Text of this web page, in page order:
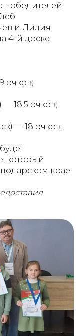
победителей
и Лилия
4-й доске.
очков;
18,5 очков;
— 18 очков.
который
крае.